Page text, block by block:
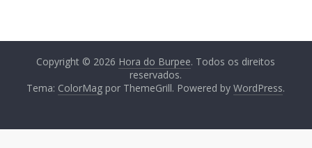
Copyright © 2026 Hora do Burpee. Todos os direitos
reservados.
Tema: ColorMag por ThemeGrill. Powered byWordPress.